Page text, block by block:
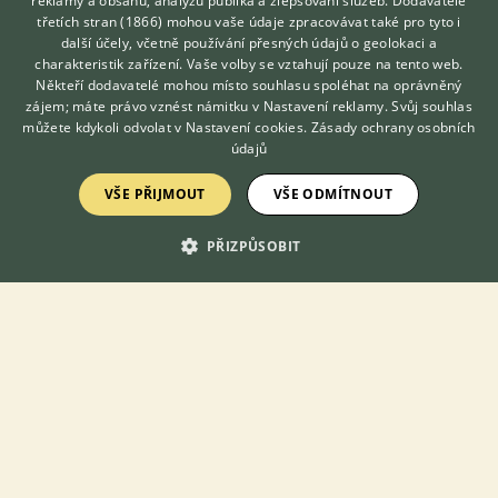
Zobrazit více diskusí
KONTAKT DO REDAKCE WEBU
redakce@ifauna.cz
Hledáte zvířecího kamaráda?
Zdarma vám poradí
VETERINÁŘ ONLINE
KONZULTOVAT S
VETERINÁŘEM
třetích stran (1866) mohou vaše údaje zpracovávat také pro tyto i
další účely, včetně používání přesných údajů o geolokaci a
charakteristik zařízení. Vaše volby se vztahují pouze na tento web.
Někteří dodavatelé mohou místo souhlasu spoléhat na oprávněný
zájem; máte právo vznést námitku v Nastavení reklamy. Svůj souhlas
můžete kdykoli odvolat v Nastavení cookies. Zásady ochrany osobních
údajů
VŠE PŘIJMOUT VŠE ODMÍTNOUT
PŘIZPŮSOBIT